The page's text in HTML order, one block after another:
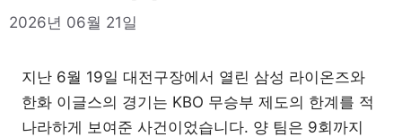
2026년 06월 21일
지난 6월 19일 대전구장에서 열린 삼성 라이온즈와
한화 이글스의 경기는 KBO 무승부 제도의 한계를 적
나라하게 보여준 사건이었습니다. 양 팀은 9회까지